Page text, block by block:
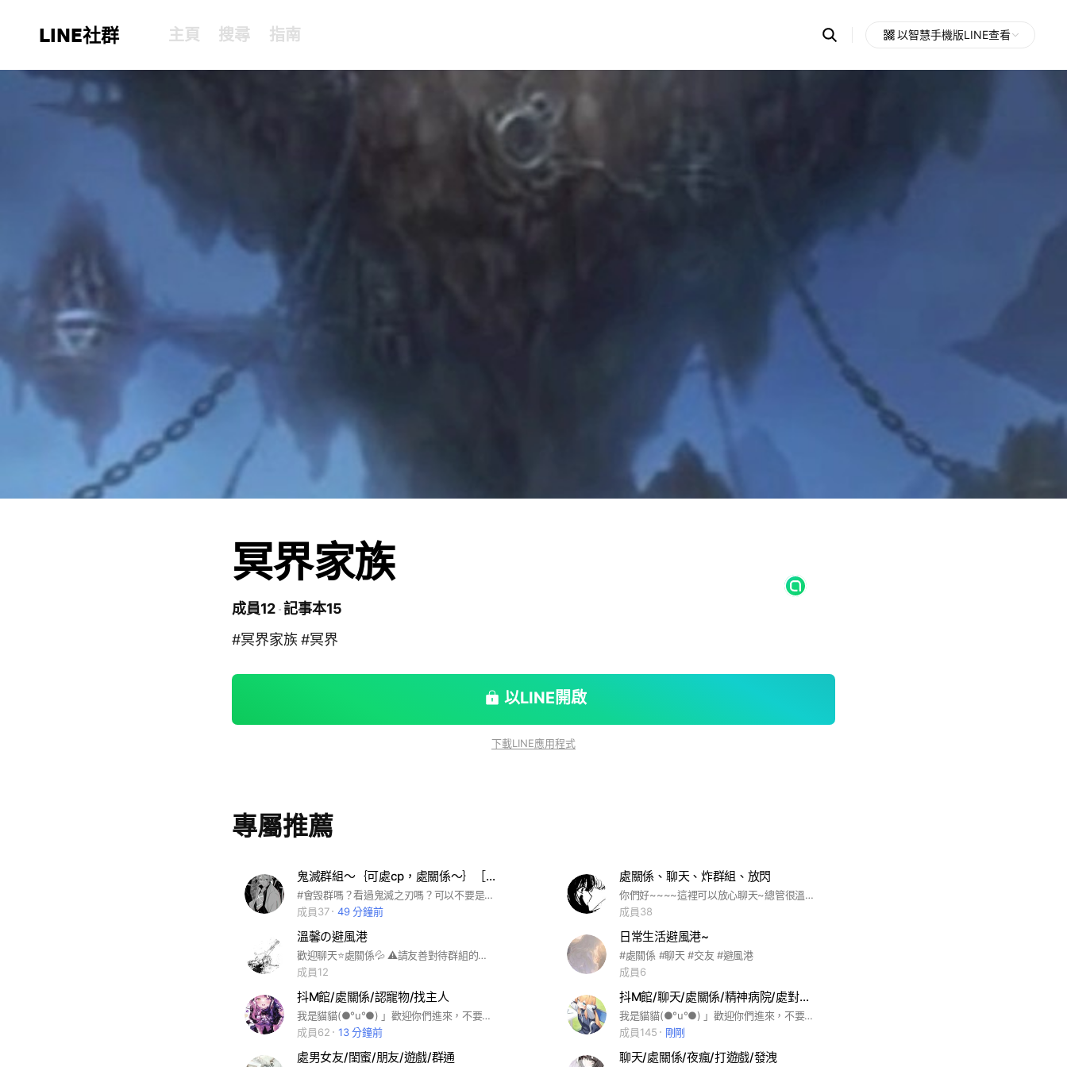
LINE社群 主頁 搜尋 指南 Search
OpenChats
messages
search
以智慧手機版LINE查看
冥界家族
成員12 記事本15
#冥界家族 #冥界
以LINE開啟
下載LINE應用程式
專屬推薦
鬼滅群組～｛可處cp，處關係～｝［45抽管～］
#會毁群嗎？看過鬼滅之刃嗎？可以不要是綠茶或婊子嗎？可以不要玩門嗎？可以遵守的都進來～［如果無法遵守不玩門的話會記黑名單～］
成員37
49 分鐘前
處關係、聊天、炸群組、放閃
你們好~~~~這裡可以放心聊天~總管很溫柔ㄉ~~
成員38
溫馨の避風港
歡迎聊天⭐處關係💦 ⚠️請友善對待群組的各位‼️
成員12
日常生活避風港~
#處關係 #聊天 #交友 #避風港
成員6
抖M館/處關係/認寵物/找主人
我是貓貓(●°u°●)​ 」歡迎你們進來，不要吵架，不然把你吃掉
成員62
13 分鐘前
抖M館/聊天/處關係/精神病院/處對象/找主人/認寵物
我是貓貓(●°u°●)​ 」歡迎你們進來，不要吵架，不然把你吃掉
成員145
剛剛
處男女友/閨蜜/朋友/遊戲/群通 聊天/處關係/夜瘋/打遊戲/發洩